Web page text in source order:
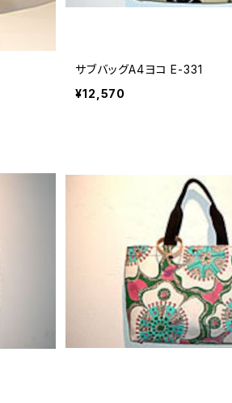
サブバッグA4ヨコ E-331
¥12,570